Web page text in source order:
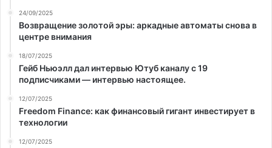
24/09/2025
Возвращение золотой эры: аркадные автоматы снова в
центре внимания
18/07/2025
Гейб Ньюэлл дал интервью Ютуб каналу с 19
подписчиками — интервью настоящее.
12/07/2025
Freedom Finance: как финансовый гигант инвестирует в
технологии
12/07/2025